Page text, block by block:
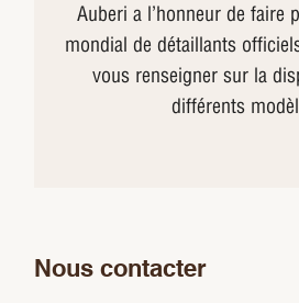
Auberi a l’honneur de faire
mondial de détaillants
vous renseigner sur la
différents
Nous contacter